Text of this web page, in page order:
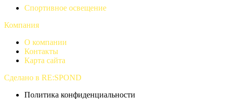
Спортивное освещение
Компания
О компании
Контакты
Карта сайта
Сделано в RE:SPOND
Политика конфиденциальности